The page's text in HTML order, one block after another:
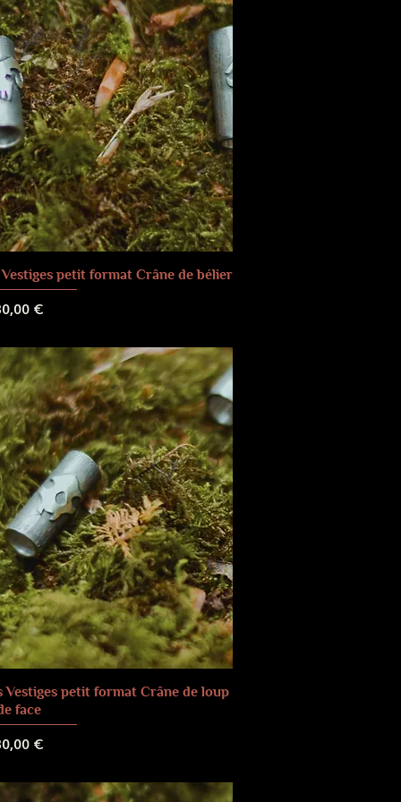
petit format Crâne de bélier
€
Vestiges petit format Crâne de loup
face
€